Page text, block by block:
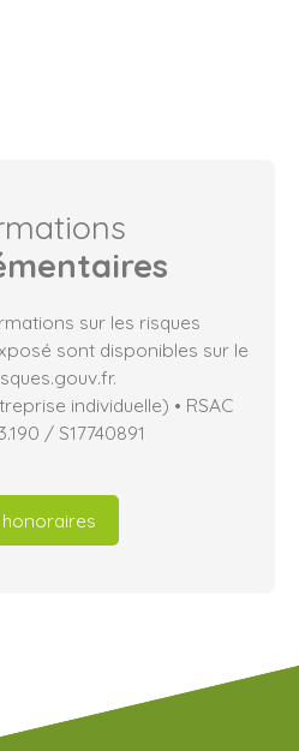
sur les risques
sont disponibles sur le
individuelle) • RSAC
/ S17740891